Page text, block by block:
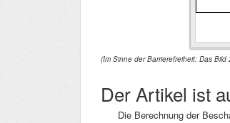
(Im Sinne der Barrierefreiheit: Das
Der Artikel ist
Die Berechnung der